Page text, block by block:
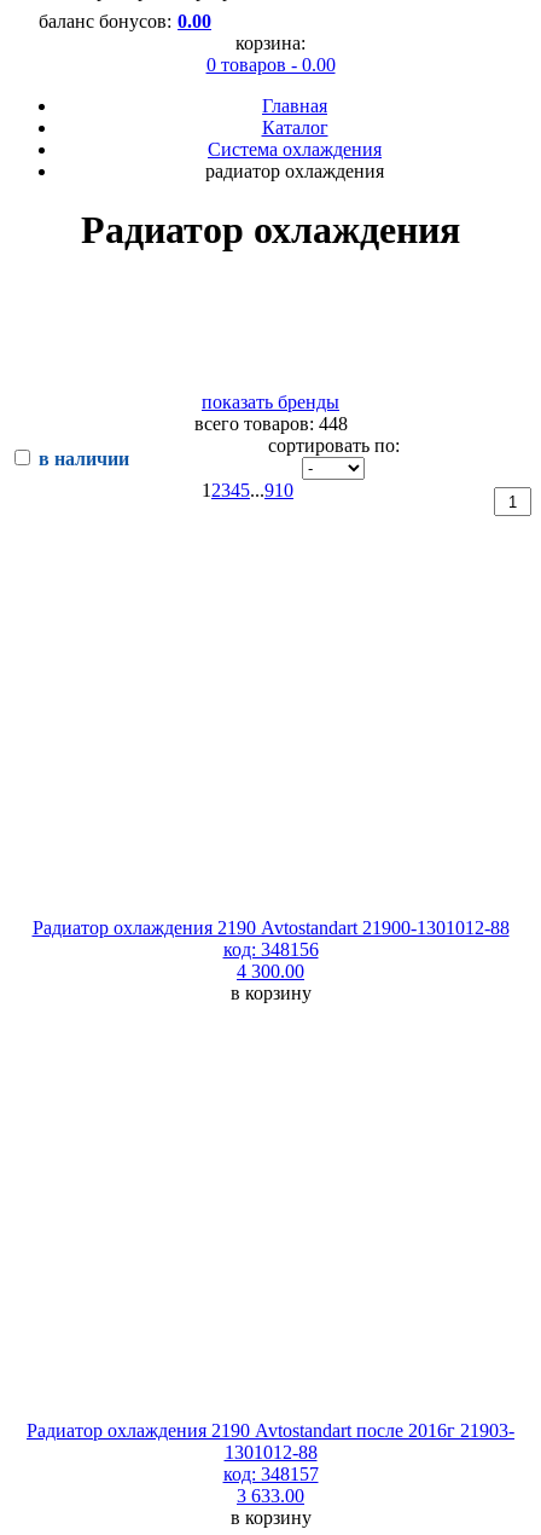
баланс бонусов: 0.00
корзина:
0 товаров - 0.00
Главная
Каталог
Система охлаждения
радиатор охлаждения
Радиатор охлаждения
показать бренды
всего товаров: 448
в наличии
сортировать по:
12345...910
Радиатор охлаждения 2190 Avtostandart 21900-1301012-88
код: 348156
4 300.00
в корзину
Радиатор охлаждения 2190 Avtostandart после 2016г 21903-
1301012-88
код: 348157
3 633.00
в корзину